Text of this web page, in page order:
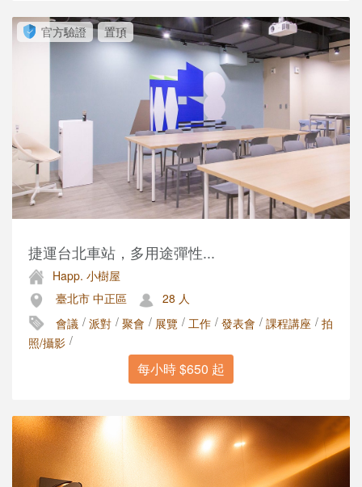
官方驗證 置頂
捷運台北車站，多用途彈性...
Happ. 小樹屋
臺北市 中正區
28 人
會議 / 派對 / 聚會 / 展覽 / 工作 / 發表會 / 課程講座 / 拍
照/攝影 /
每小時 $650 起